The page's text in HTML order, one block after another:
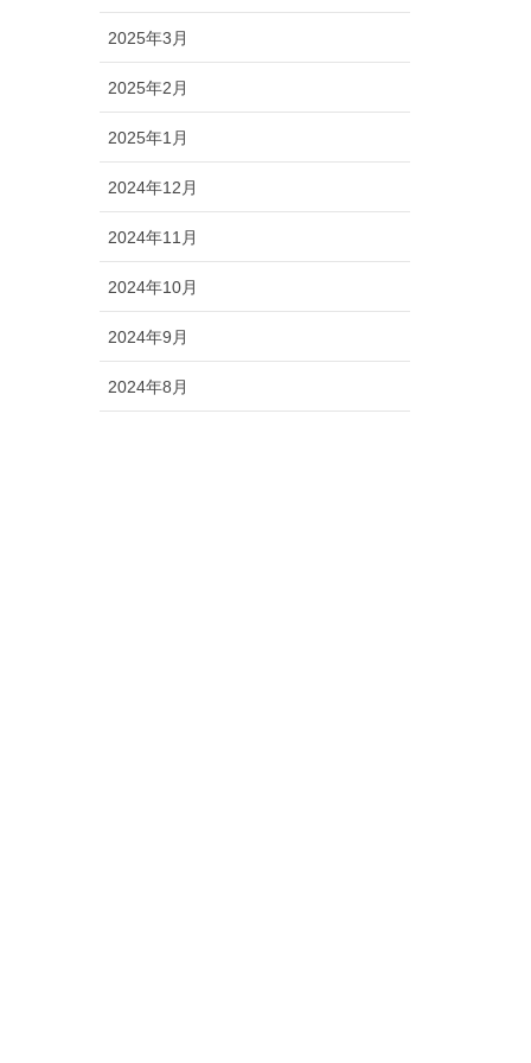
2025年3月
2025年2月
2025年1月
2024年12月
2024年11月
2024年10月
2024年9月
2024年8月